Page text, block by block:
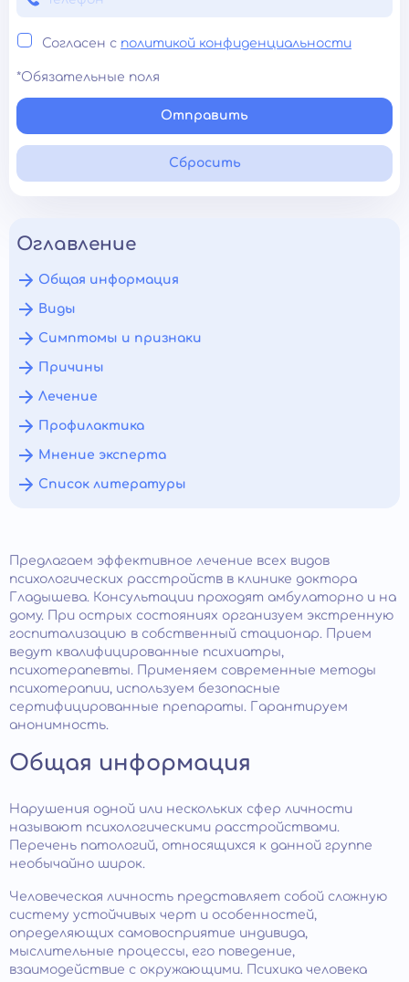
Согласен с политикой конфиденциальности
*Обязательные поля
Отправить
Сбросить
Оглавление
Общая информация
Виды
Симптомы и признаки
Причины
Лечение
Профилактика
Мнение эксперта
Список литературы
Предлагаем эффективное лечение всех видов
психологических расстройств в клинике доктора
Гладышева. Консультации проходят амбулаторно и на
дому. При острых состояниях организуем экстренную
госпитализацию в собственный стационар. Прием
ведут квалифицированные психиатры,
психотерапевты. Применяем современные методы
психотерапии, используем безопасные
сертифицированные препараты. Гарантируем
анонимность.
Общая информация
Нарушения одной или нескольких сфер личности
называют психологическими расстройствами.
Перечень патологий, относящихся к данной группе
необычайно широк.
Человеческая личность представляет собой сложную
систему устойчивых черт и особенностей,
определяющих самовосприятие индивида,
мыслительные процессы, его поведение,
взаимодействие с окружающими. Психика человека